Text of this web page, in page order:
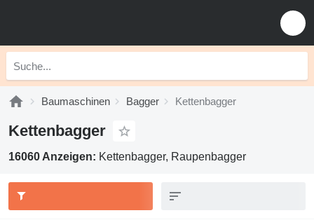
Baumaschinen Bagger Kettenbagger
Kettenbagger
16060 Anzeigen: Kettenbagger, Raupenbagger